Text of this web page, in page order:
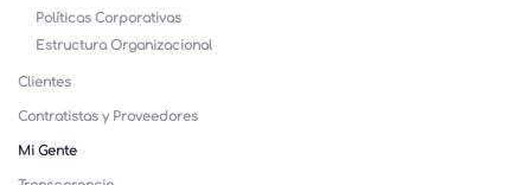
Políticas Corporativas
Estructura Organizacional
Clientes
Contratistas y Proveedores
Mi Gente